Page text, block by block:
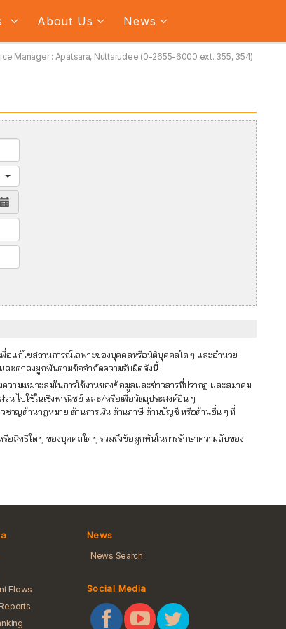
About Us News
Manager : Apatsara, Nuttarudee (0-2655-6000 ext. 355, 354)
พื่อแก้ไขสถานการณ์เฉพาะของบุคคลหรือนิติบุคคลใด ๆ และอำนวย
บและตกลงผูกพันตามข้อจำกัดความรับผิดดังนี้
วามเหมาะสมในการใช้งานของข้อมูลและข่าวสารที่ปรากฏ และสมาคม
น ไปใช้ในเชิงพาณิชย์ และ/หรือเพื่อวัตถุประสงค์อื่น ๆ
ชาญด้านกฎหมาย ด้านการเงิน ด้านภาษี ด้านบัญชี หรือด้านอื่น ๆ ที่
อสิทธิใด ๆ ของบุคคลใด ๆ รวมถึงข้อผูกพันในการรักษาความลับของ
Flows
News
News Search
Social Media